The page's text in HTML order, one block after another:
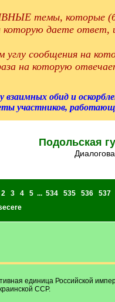
темы, которые
даете ответ,
углу сообщения на
на которую
взаимных обид и
участников,
Подольская
2 3 4 5 ... 534 535 536 537
единица Российской
ССР.